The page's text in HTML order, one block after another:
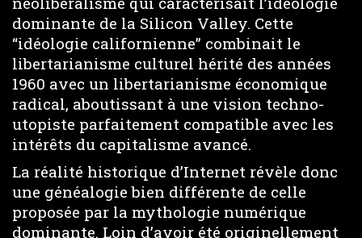
dominante de la Silicon Valley. Cette
“idéologie californienne” combinait le
libertarianisme culturel hérité des années
1960 avec un libertarianisme économique
radical, aboutissant à une vision techno-
utopiste parfaitement compatible avec les
intérêts du capitalisme avancé.
La réalité historique d’Internet révèle donc
une généalogie bien différente de celle
proposée par la mythologie numérique
dominante. Loin d’avoir été originellement